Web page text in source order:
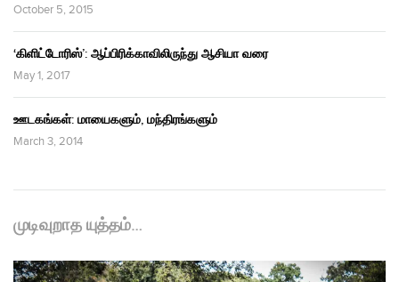
October 5, 2015
‘கிளிட்டோரிஸ்’: ஆப்பிரிக்காவிலிருந்து ஆசியா வரை
May 1, 2017
ஊடகங்கள்: மாயைகளும், மந்திரங்களும்
March 3, 2014
முடிவுறாத யுத்தம்…